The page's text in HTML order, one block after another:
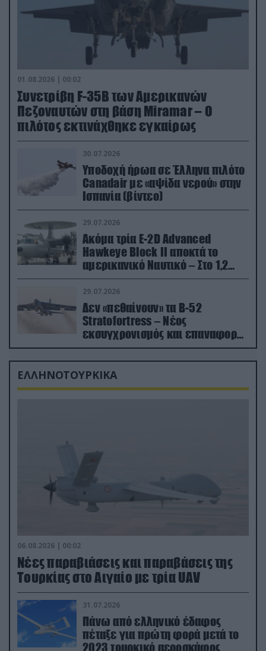
01.08.2026 | 00:02
Συνετρίβη F-35B των Αμερικανών
Πεζοναυτών στη βάση Miramar – Ο
πιλότος εκτινάχθηκε εγκαίρως
30.07.2026
Υποδοχή ήρωα σε Έλληνα πιλότο
Canadair με «αψίδα νερού» στην
Ισπανία (βίντεο)
29.07.2026
Ακόμα τρία E-2D Advanced
Hawkeye Block II αποκτά το
αμερικανικό Ναυτικό – Στο 1,2
δισ.δολάρια το κόστος
29.07.2026
Δεν «πεθαίνουν» τα Β-52
Stratofortress – Νέος
εκσυγχρονισμός και επαναφορά
από τα «νεκροταφεία»
ΕΛΛΗΝΟΤΟΥΡΚΙΚΑ
06.08.2026 | 00:02
Νέες παραβιάσεις και παραβάσεις της
Τουρκίας στο Αιγαίο με τρία UAV
31.07.2026
Πάνω από ελληνικό έδαφος
πέταξε για πρώτη φορά μετά το
2023 τουρκικό αεροσκάφος